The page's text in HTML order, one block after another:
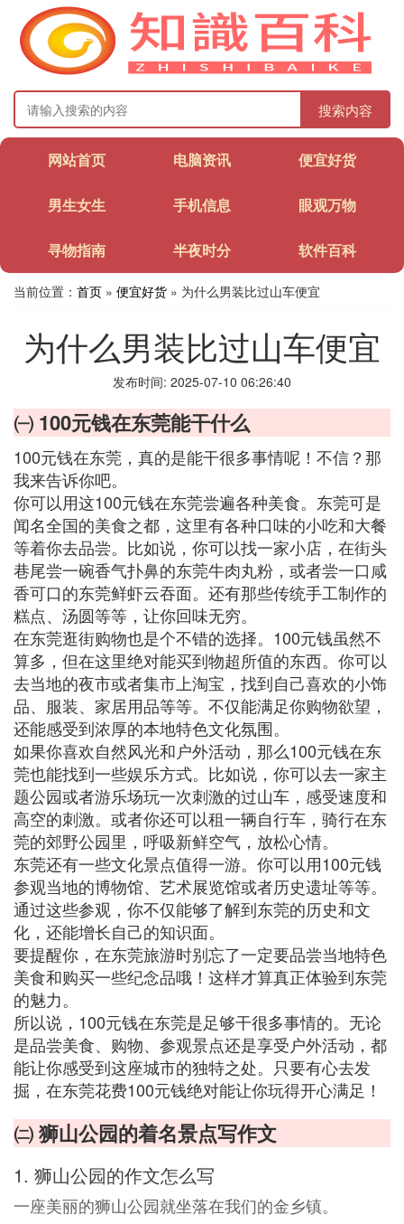
搜索内容
网站首页 电脑资讯 便宜好货
男生女生 手机信息 眼观万物
寻物指南 半夜时分 软件百科
当前位置： 首页 » 便宜好货 » 为什么男装比过山车便宜
为什么男装比过山车便宜
发布时间: 2025-07-10 06:26:40
㈠ 100元钱在东莞能干什么
100元钱在东莞，真的是能干很多事情呢！不信？那
我来告诉你吧。
你可以用这100元钱在东莞尝遍各种美食。东莞可是
闻名全国的美食之都，这里有各种口味的小吃和大餐
等着你去品尝。比如说，你可以找一家小店，在街头
巷尾尝一碗香气扑鼻的东莞牛肉丸粉，或者尝一口咸
香可口的东莞鲜虾云吞面。还有那些传统手工制作的
糕点、汤圆等等，让你回味无穷。
在东莞逛街购物也是个不错的选择。100元钱虽然不
算多，但在这里绝对能买到物超所值的东西。你可以
去当地的夜市或者集市上淘宝，找到自己喜欢的小饰
品、服装、家居用品等等。不仅能满足你购物欲望，
还能感受到浓厚的本地特色文化氛围。
如果你喜欢自然风光和户外活动，那么100元钱在东
莞也能找到一些娱乐方式。比如说，你可以去一家主
题公园或者游乐场玩一次刺激的过山车，感受速度和
高空的刺激。或者你还可以租一辆自行车，骑行在东
莞的郊野公园里，呼吸新鲜空气，放松心情。
东莞还有一些文化景点值得一游。你可以用100元钱
参观当地的博物馆、艺术展览馆或者历史遗址等等。
通过这些参观，你不仅能够了解到东莞的历史和文
化，还能增长自己的知识面。
要提醒你，在东莞旅游时别忘了一定要品尝当地特色
美食和购买一些纪念品哦！这样才算真正体验到东莞
的魅力。
所以说，100元钱在东莞是足够干很多事情的。无论
是品尝美食、购物、参观景点还是享受户外活动，都
能让你感受到这座城市的独特之处。只要有心去发
掘，在东莞花费100元钱绝对能让你玩得开心满足！
㈡ 狮山公园的着名景点写作文
1. 狮山公园的作文怎么写
一座美丽的狮山公园就坐落在我们的金乡镇。